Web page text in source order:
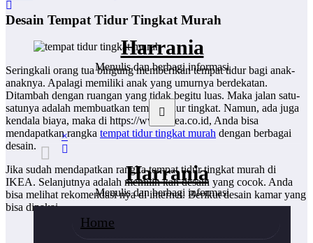
Harrania
Menulis dan berbagi informasi
×
Harrania
Menulis dan berbagi informasi
Home
Desain Tempat Tidur Tingkat Murah
Seringkali orang tua bingung memberikan tempat tidur bagi anak-
anaknya. Apalagi memiliki anak yang umurnya berdekatan.
Ditambah dengan ruangan yang tidak begitu luas. Maka jalan satu-
satunya adalah membuatkan tempat tidur tingkat. Namun, ada juga
kendala biaya, maka di https://www.ikea.co.id, Anda bisa
mendapatkan rangka tempat tidur tingkat murah dengan berbagai
desain.
Jika sudah mendapatkan rangka tempat tidur tingkat murah di
IKEA. Selanjutnya adalah memilih kan desain yang cocok. Anda
bisa melihat rekomendasi nya di internet. Berikut desain kamar yang
bisa dipakai.